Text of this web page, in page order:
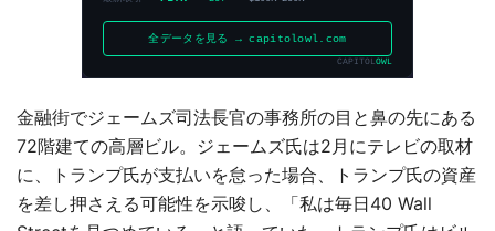
金融街でジェームズ司法長官の事務所の目と鼻の先にある
72階建ての高層ビル。ジェームズ氏は2月にテレビの取材
に、トランプ氏が支払いを怠った場合、トランプ氏の資産
を差し押さえる可能性を示唆し、「私は毎日40 Wall